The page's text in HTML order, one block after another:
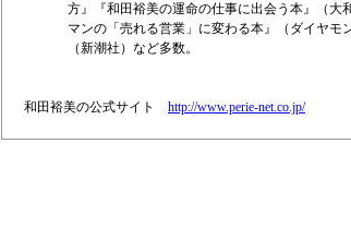
方』『和田裕美の運命の仕事に出会う本』（大
マンの「売れる営業」に変わる本』（ダイヤモ
（新潮社）など多数。
和田裕美の公式サイト http://www.perie-net.co.jp/